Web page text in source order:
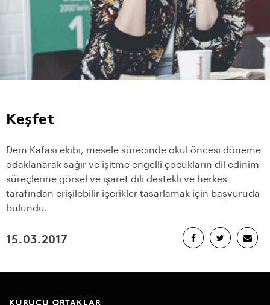
Keşfet
Dem Kafası ekibi, mesele sürecinde okul öncesi döneme
odaklanarak sağır ve işitme engelli çocukların dil edinim
süreçlerine görsel ve işaret dili destekli ve herkes
tarafından erişilebilir içerikler tasarlamak için başvuruda
bulundu.
15.03.2017
KURUCU ORTAKLAR